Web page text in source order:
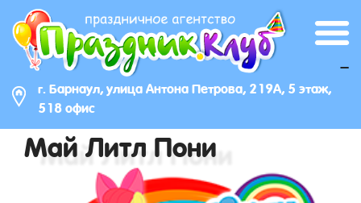
г. Барнаул, улица Антона Петрова, 219А, 5 этаж,
518 офис
_
Май Литл Пони